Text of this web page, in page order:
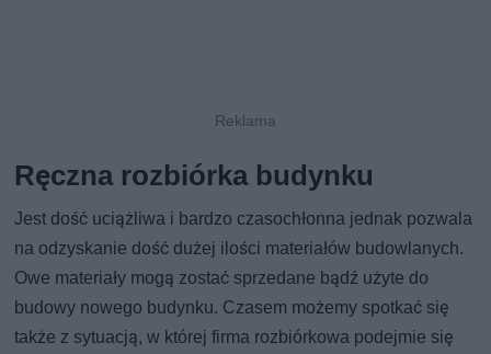
Ręczna rozbiórka budynku
Jest dość uciążliwa i bardzo czasochłonna jednak pozwala
na odzyskanie dość dużej ilości materiałów budowlanych.
Owe materiały mogą zostać sprzedane bądź użyte do
budowy nowego budynku. Czasem możemy spotkać się
także z sytuacją, w której firma rozbiórkowa podejmie się